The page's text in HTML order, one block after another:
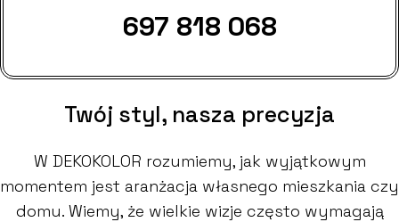
697 818 068
Twój styl, nasza precyzja
W DEKOKOLOR rozumiemy, jak wyjątkowym
momentem jest aranżacja własnego mieszkania czy
domu. Wiemy, że wielkie wizje często wymagają